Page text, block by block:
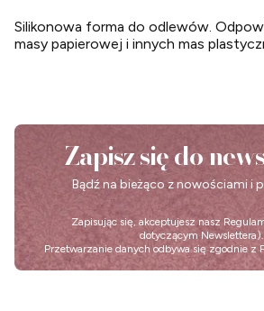
Silikonowa forma do odlewów.
masy papierowej i innych mas
Zapisz się do
Bądź na bieżąco z nowościami i
Zapisując się, akceptujesz nasz
dotyczącym Newslettera).
Przetwarzanie danych odbywa się zgodnie z